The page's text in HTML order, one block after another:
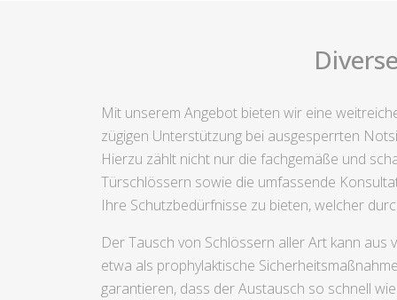
Mit unserem Angebot bieten wir eine
zügigen Unterstützung bei ausgesperrten
Hierzu zählt nicht nur die fachgemäße und
Türschlössern sowie die umfassende
Ihre Schutzbedürfnisse zu bieten, welcher
Der Tausch von Schlössern aller Art kann
etwa als prophylaktische
garantieren, dass der Austausch so schnell